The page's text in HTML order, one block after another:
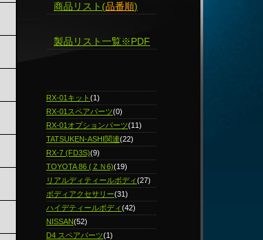
商品リスト(品番順)
製品リスト一覧※PDF
RX-01キット (1)
RX-01スペアパーツ(0)
RX-01オプションパーツ(11)
TATSUKEN-ASHI関連(22)
RX-7 (FD3S)(9)
TOYOTA 86 (ＺＮ6)(19)
リアルディティールボディ(27)
ボディアクセサリー(31)
ハイデティールボディ(42)
NISSAN(52)
D4 スペアパーツ(1)